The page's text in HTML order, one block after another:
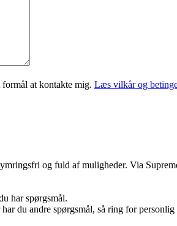
formål at kontakte mig. Læs vilkår og
og fuld af muligheder. Via
har spørgsmål.
du andre spørgsmål, så ring for